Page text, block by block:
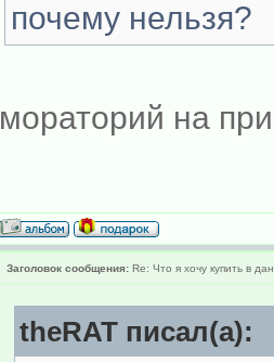
почему нельзя?
мораторий на
Заголовок сообщения: Re: Что я хочу купить в
theRAT писал(а):